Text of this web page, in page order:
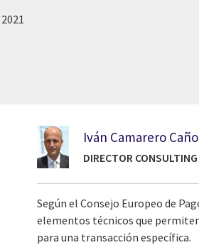
Iván Camarero
DIRECTOR
Según el Consejo Europeo de
elementos técnicos que
para una transacción específica.